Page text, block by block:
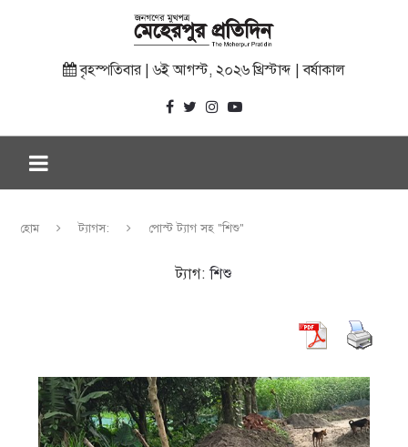
বৃহস্পতিবার | ৬ই আগস্ট, ২০২৬ খ্রিস্টাব্দ | বর্ষাকাল
হোম ট্যাগস: পোস্ট ট্যাগ সহ "শিশু"
ট্যাগ:শিশু